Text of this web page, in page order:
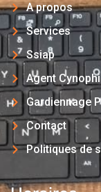
A propos
Services
Ssiap
Agent
Gardiennage
Contact
Politiques de